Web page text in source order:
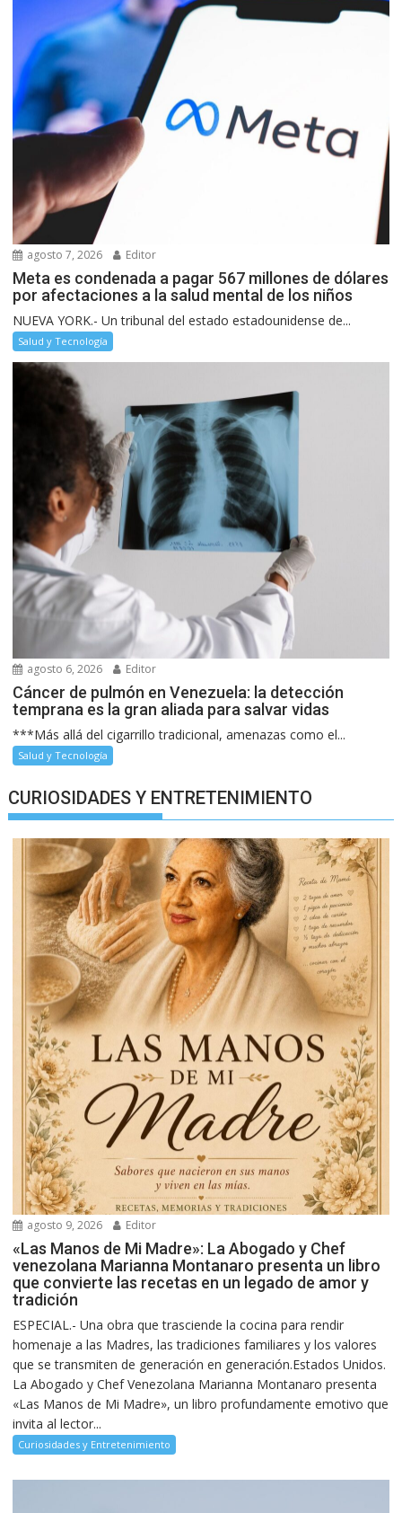
agosto 7, 2026 Editor
Meta es condenada a pagar 567 millones de dólares
por afectaciones a la salud mental de los niños
NUEVA YORK.- Un tribunal del estado estadounidense de...
Salud y Tecnología
agosto 6, 2026 Editor
Cáncer de pulmón en Venezuela: la detección
temprana es la gran aliada para salvar vidas
***Más allá del cigarrillo tradicional, amenazas como el...
Salud y Tecnología
CURIOSIDADES Y ENTRETENIMIENTO
agosto 9, 2026 Editor
«Las Manos de Mi Madre»: La Abogado y Chef
venezolana Marianna Montanaro presenta un libro
que convierte las recetas en un legado de amor y
tradición
ESPECIAL.- Una obra que trasciende la cocina para rendir
homenaje a las Madres, las tradiciones familiares y los valores
que se transmiten de generación en generación.Estados Unidos.
La Abogado y Chef Venezolana Marianna Montanaro presenta
«Las Manos de Mi Madre», un libro profundamente emotivo que
invita al lector...
Curiosidades y Entretenimiento